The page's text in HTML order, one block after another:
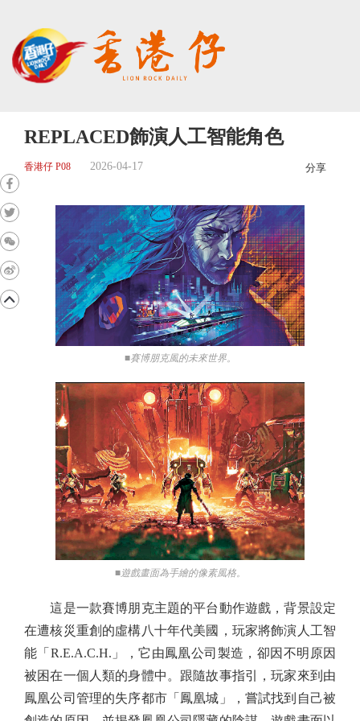
REPLACED飾演人工智能角色
香港仔 P08 2026-04-17 分享
■賽博朋克風的未來世界。
■遊戲畫面為手繪的像素風格。
這是一款賽博朋克主題的平台動作遊戲，背景設定
在遭核災重創的虛構八十年代美國，玩家將飾演人工智
能「R.E.A.C.H.」，它由鳳凰公司製造，卻因不明原因
被困在一個人類的身體中。跟隨故事指引，玩家來到由
鳳凰公司管理的失序都市「鳳凰城」，嘗試找到自己被